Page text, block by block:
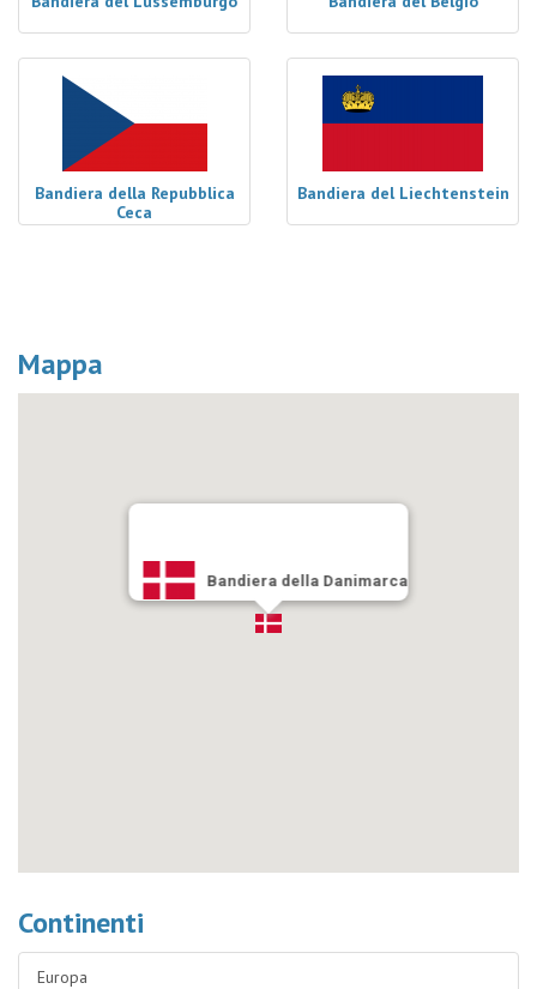
Bandiera della Repubblica
Ceca
Bandiera del Liechtenstein
Mappa
Bandiera della Danimarca
Continenti
Europa